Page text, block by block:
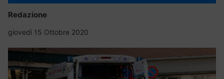
Redazione
giovedì 15 Ottobre 2020